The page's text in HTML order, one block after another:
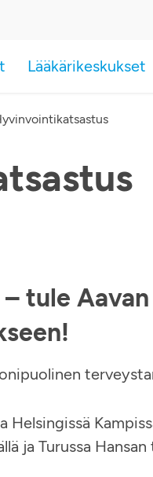
Lääkärikeskukset
tule Aavan
ja Turussa